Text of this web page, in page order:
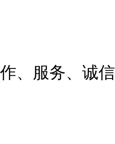
、服务、诚